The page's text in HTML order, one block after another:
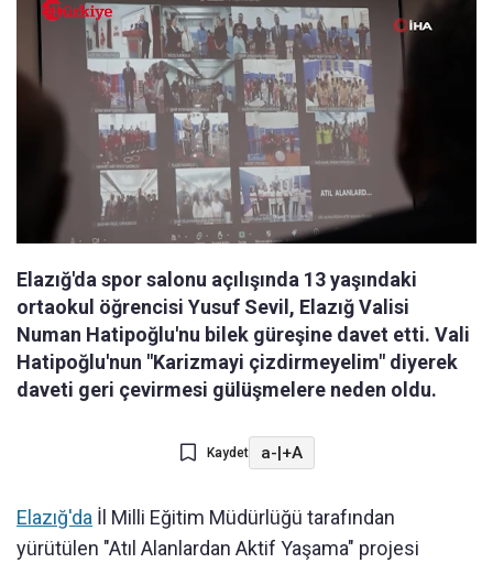
Elazığ'da spor salonu açılışında 13 yaşındaki
ortaokul öğrencisi Yusuf Sevil, Elazığ Valisi
Numan Hatipoğlu'nu bilek güreşine davet etti. Vali
Hatipoğlu'nun "Karizmayi çizdirmeyelim" diyerek
daveti geri çevirmesi gülüşmelere neden oldu.
Kaydet a-|+A
Elazığ'da İl Milli Eğitim Müdürlüğü tarafından
yürütülen "Atıl Alanlardan Aktif Yaşama" projesi